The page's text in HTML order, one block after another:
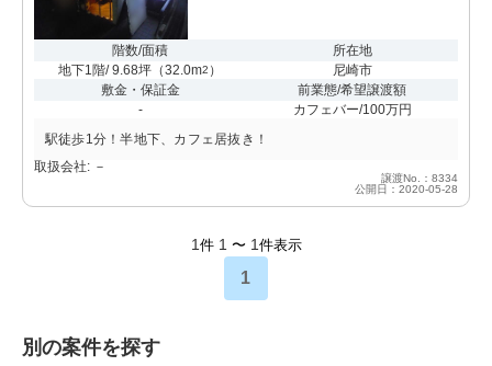
階数/面積
地下1階/ 9.68坪 （32.0m2 ）
所在地
尼崎市
敷金・保証金
-
前業態/希望譲渡額
カフェバー/100万円
駅徒歩1分！半地下、カフェ居抜き！
取扱会社: －
譲渡No.：8334
公開日：2020-05-28
1 件 1 〜 1 件表示
1
別の案件を探す